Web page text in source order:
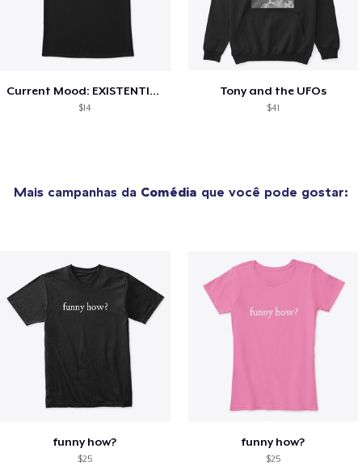
Current Mood: EXISTENTIAL CRISIS
$14
Tony and the UFOs
$41
Mais campanhas da Comédia que você pode gostar:
funny how?
$25
funny how?
$25